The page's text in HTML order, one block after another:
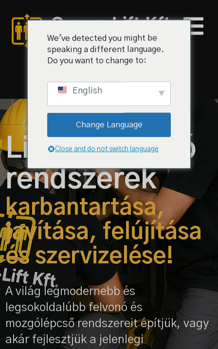
és árak
Lift és felvonó
rendszerek
karbantartása,
javítása, felújítása
és szervizelése!
A világ legmodernebb és
legsokoldalúbb felvonó és
mozgólépcső rendszereit építjük, vagy
akár fejlesztjük a jelenlegi
We've detected you might be
speaking a different language.
Do you want to change to:
English
Change Language
Close and do not switch language